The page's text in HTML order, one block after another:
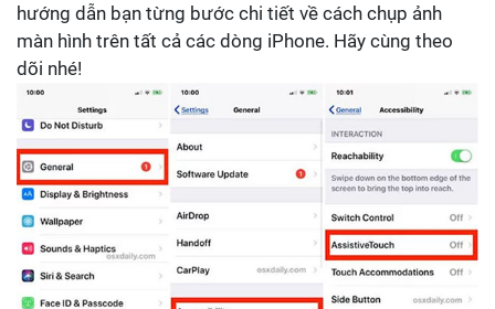
hướng dẫn bạn từng bước chi tiết về cách chụp ảnh
màn hình trên tất cả các dòng iPhone. Hãy cùng theo
dõi nhé!